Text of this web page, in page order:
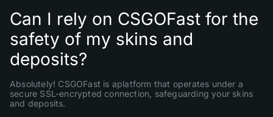
Can I rely on CSGOFast for the
safety of my skins and
deposits?
Absolutely! CSGOFast is aplatform that operates under a
secure SSL-encrypted connection, safeguarding your skins
and deposits.